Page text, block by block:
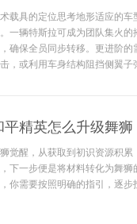
载具的定位思考地形适应的
一辆特斯拉可成为团队集火
确保全员同步转移。更进阶
，或利用车身结构阻挡侧翼
平精英怎么升级舞
觉醒，从获取到初识资源积
下一步便是将材料转化为舞
你需要按照明确的指引，逐步